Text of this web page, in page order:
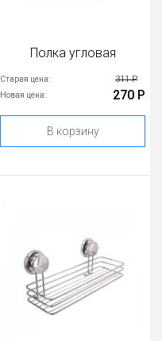
Полка угловая
Старая цена: 311 Р
Новая цена: 270 Р
В корзину